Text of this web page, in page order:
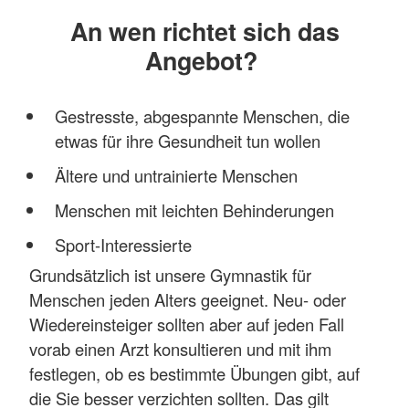
An wen richtet sich das
Angebot?
Gestresste, abgespannte Menschen, die
etwas für ihre Gesundheit tun wollen
Ältere und untrainierte Menschen
Menschen mit leichten Behinderungen
Sport-Interessierte
Grundsätzlich ist unsere Gymnastik für
Menschen jeden Alters geeignet. Neu- oder
Wiedereinsteiger sollten aber auf jeden Fall
vorab einen Arzt konsultieren und mit ihm
festlegen, ob es bestimmte Übungen gibt, auf
die Sie besser verzichten sollten. Das gilt